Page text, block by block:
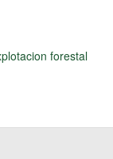
forestal